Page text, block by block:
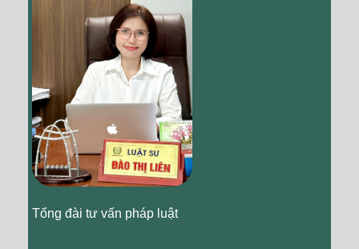
Tổng đài tư vấn pháp luật